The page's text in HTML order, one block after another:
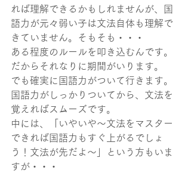
れば理解できるかもしれませんが、国
語力が元々弱い子は文法自体も理解で
きていません。そもそも・・・
ある程度のルールを叩き込むんです。
だからそれなりに期間がいります。
でも確実に国語力がついて行きます。
国語力がしっかりついてから、文法を
覚えればスムーズです。
中には、「いやいや～文法をマスター
できれば国語力もすぐ上がるでしょ
う！文法が先だよ～」という方もいま
すが・・・